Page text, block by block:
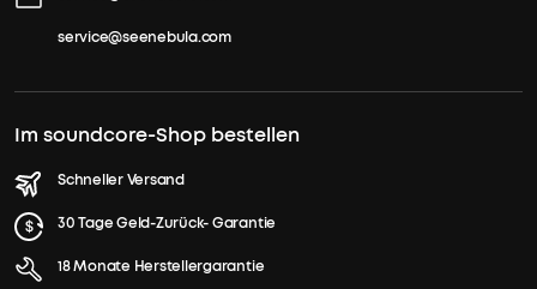
service@seenebula.com
Im soundcore-Shop bestellen
Schneller Versand
30 Tage Geld-Zurück- Garantie
18 Monate Herstellergarantie